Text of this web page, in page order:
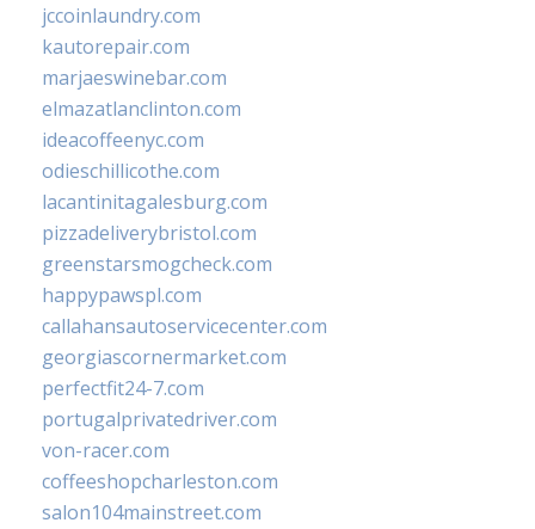
jccoinlaundry.com
kautorepair.com
marjaeswinebar.com
elmazatlanclinton.com
ideacoffeenyc.com
odieschillicothe.com
lacantinitagalesburg.com
pizzadeliverybristol.com
greenstarsmogcheck.com
happypawspl.com
callahansautoservicecenter.com
georgiascornermarket.com
perfectfit24-7.com
portugalprivatedriver.com
von-racer.com
coffeeshopcharleston.com
salon104mainstreet.com